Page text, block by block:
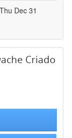
Dec 31
Criado